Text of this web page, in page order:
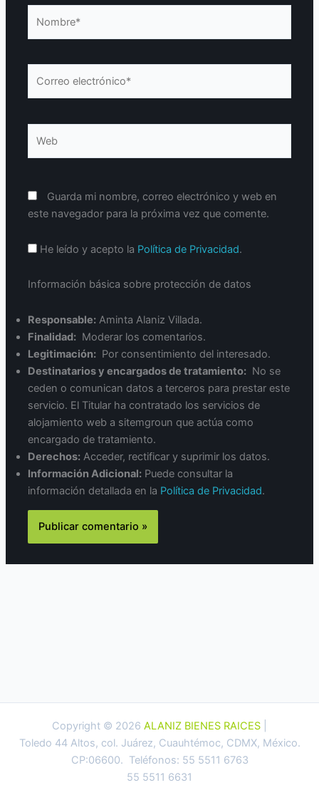
Guarda mi nombre, correo electrónico y web en
este navegador para la próxima vez que comente.
He leído y acepto la Política de Privacidad.
Información básica sobre protección de datos
Responsable: Aminta Alaniz Villada.
Finalidad: Moderar los comentarios.
Legitimación: Por consentimiento del interesado.
Destinatarios y encargados de tratamiento: No se
ceden o comunican datos a terceros para prestar este
servicio. El Titular ha contratado los servicios de
alojamiento web a sitemgroun que actúa como
encargado de tratamiento.
Derechos: Acceder, rectificar y suprimir los datos.
Información Adicional: Puede consultar la
información detallada en la Política de Privacidad.
Copyright © 2026 ALANIZ BIENES RAICES
Toledo 44 Altos, col. Juárez, Cuauhtémoc, CDMX, México.
CP:06600. Teléfonos: 55 5511 6763
55 5511 6631